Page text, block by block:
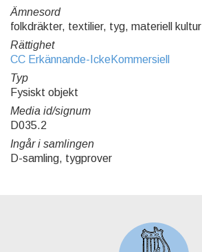
Ämnesord
folkdräkter, textilier, tyg, materiell kultur
Rättighet
CC Erkännande-IckeKommersiell
Typ
Fysiskt objekt
Media id/signum
D035.2
Ingår i samlingen
D-samling, tygprover